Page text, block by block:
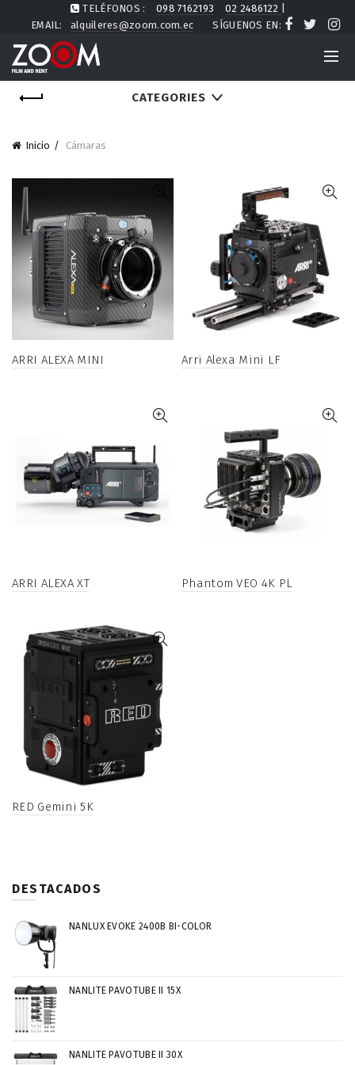
TELÉFONOS : 098 7162193 02 2486122
EMAIL:
alquileres@zoom.com.ec SÍGUENOS EN:
CATEGORIES
Inicio Cámaras
ARRI ALEXA MINI Arri Alexa Mini LF
ARRI ALEXA XT Phantom VEO 4K PL
RED Gemini 5K
DESTACADOS
NANLUX EVOKE 2400B BI-COLOR
NANLITE PAVOTUBE II 15X
NANLITE PAVOTUBE II 30X